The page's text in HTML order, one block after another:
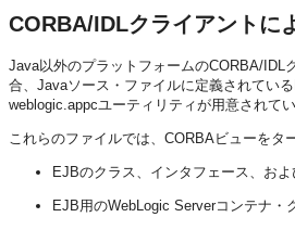
CORBA/IDLクライアントに
Java以外のプラットフォームのCORBA/IDL
合、Javaソース・ファイルに定義されてい
weblogic.appcユーティリティが用意されてい
これらのファイルでは、CORBAビューをタ
EJBのクラス、インタフェース、お
EJB用のWebLogic Serverコンテナ・